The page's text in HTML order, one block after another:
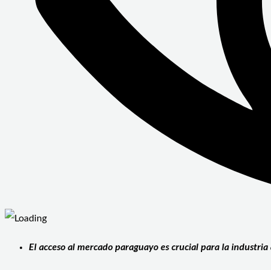
El acceso al mercado paraguayo es crucial para la